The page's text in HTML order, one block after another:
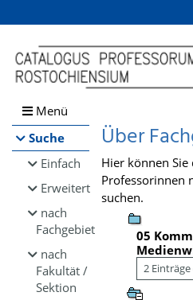
Browsen
direkt zum Inhalt
Menü
Suche
Einfach
Erweitert
nach
Fachgebiet
nach
Fakultät /
Sektion
Über
Hier können
Professorinnen
suchen.
05
2 Einträge